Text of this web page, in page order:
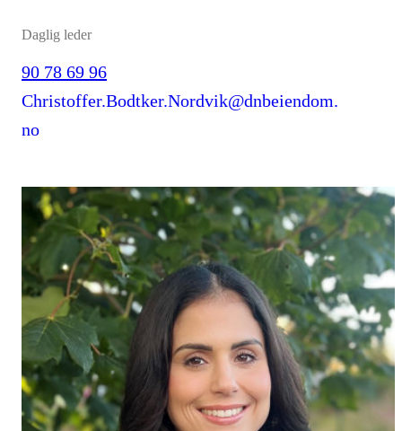
Daglig leder
90 78 69 96
Christoffer.Bodtker.Nordvik@dnbeiendom.
no